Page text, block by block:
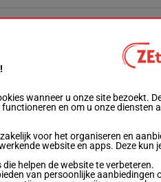
6p 3p
11p 5p 6
3p 12p
wanneer u onze site bezoekt.
en om u onze diensten
voor het organiseren en
website en apps. Deze kun
helpen de website te verbeteren.
van persoonlijke aanbiedingen